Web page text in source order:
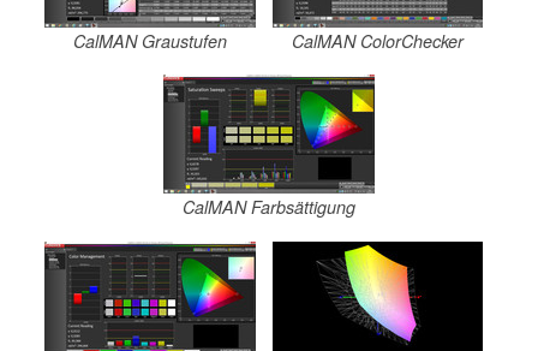
CalMAN Graustufen CalMAN ColorChecker
CalMAN Farbsättigung